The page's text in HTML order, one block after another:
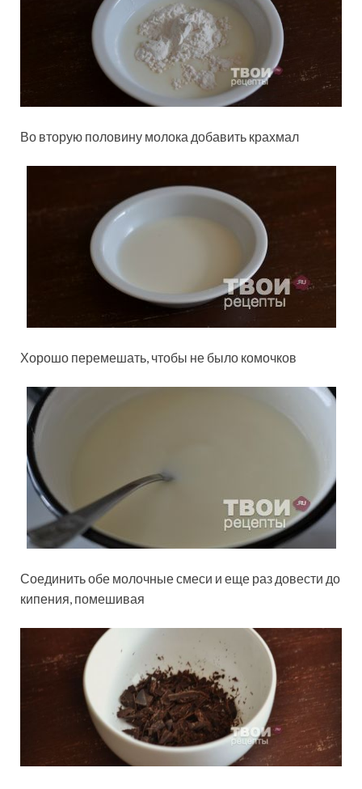
Во вторую половину молока добавить крахмал
Хорошо перемешать, чтобы не было комочков
Соединить обе молочные смеси и еще раз довести до
кипения, помешивая